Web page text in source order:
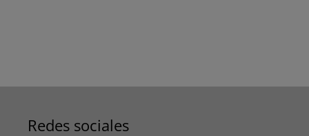
Redes sociales